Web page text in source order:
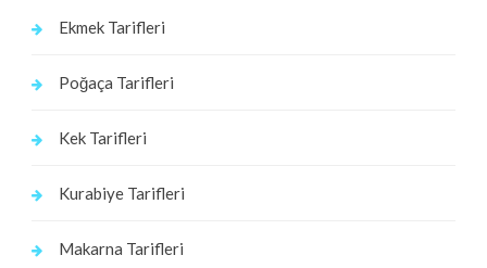
Ekmek Tarifleri
Poğaça Tarifleri
Kek Tarifleri
Kurabiye Tarifleri
Makarna Tarifleri